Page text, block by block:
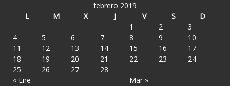
febrero 2019
L
M X J V S D
« Ene Mar »
1 2
3
4
5 6 7 8 9
10
11
12 13 14 15 16
17
18
19 20 21 22 23
24
25
26 27 28